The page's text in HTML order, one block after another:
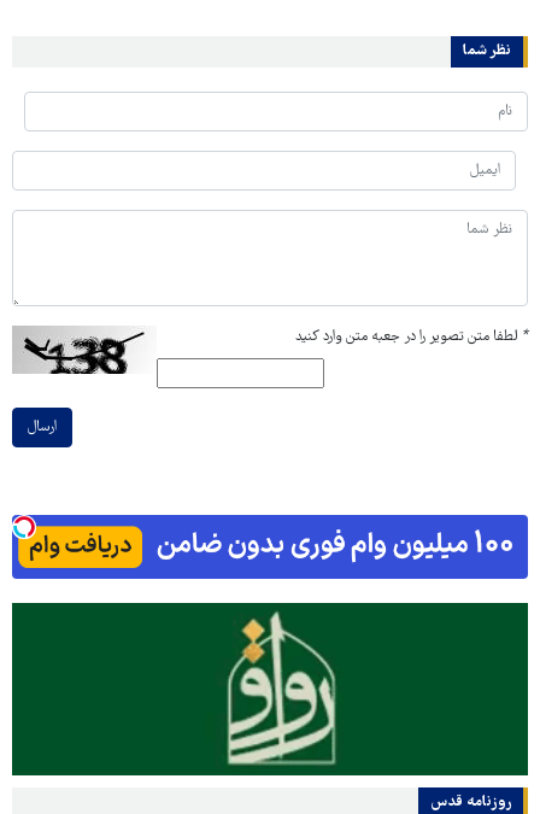
نظر شما
* لطفا متن تصویر را در جعبه متن وارد کنید
ارسال
روزنامه قدس